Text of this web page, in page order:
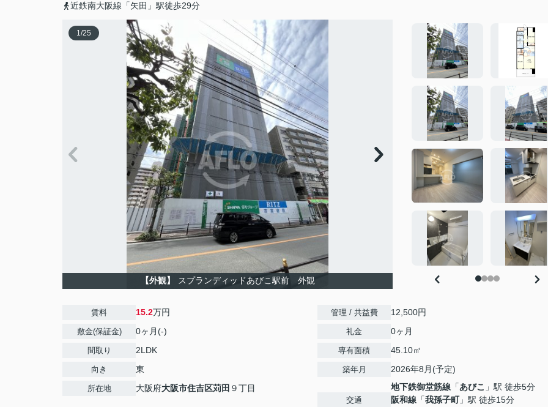
近鉄南大阪線「矢田」駅徒歩29分
1/25
【外観】 スプランディッドあびこ駅前 外観
賃料 15.2万円
敷金(保証金) 0ヶ月(-)
間取り 2LDK
向き 東
所在地 大阪府大阪市住吉区苅田 ９丁目
管理 / 共益費 12,500円
礼金 0ヶ月
専有面積 45.10㎡
築年月 2026年8月(予定)
交通
地下鉄御堂筋線 「あびこ 」駅 徒歩5分
阪和線 「我孫子町」駅 徒歩15分